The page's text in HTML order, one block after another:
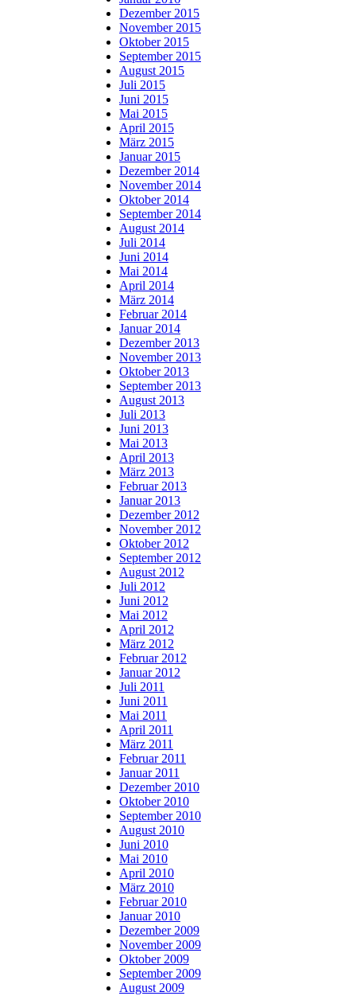
Dezember 2015
November 2015
Oktober 2015
September 2015
August 2015
Juli 2015
Juni 2015
Mai 2015
April 2015
März 2015
Januar 2015
Dezember 2014
November 2014
Oktober 2014
September 2014
August 2014
Juli 2014
Juni 2014
Mai 2014
April 2014
März 2014
Februar 2014
Januar 2014
Dezember 2013
November 2013
Oktober 2013
September 2013
August 2013
Juli 2013
Juni 2013
Mai 2013
April 2013
März 2013
Februar 2013
Januar 2013
Dezember 2012
November 2012
Oktober 2012
September 2012
August 2012
Juli 2012
Juni 2012
Mai 2012
April 2012
März 2012
Februar 2012
Januar 2012
Juli 2011
Juni 2011
Mai 2011
April 2011
März 2011
Februar 2011
Januar 2011
Dezember 2010
Oktober 2010
September 2010
August 2010
Juni 2010
Mai 2010
April 2010
März 2010
Februar 2010
Januar 2010
Dezember 2009
November 2009
Oktober 2009
September 2009
August 2009